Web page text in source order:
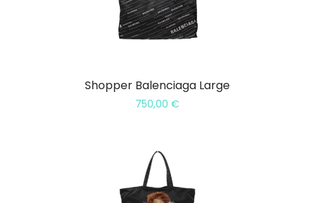
Shopper Balenciaga Large
750,00 €